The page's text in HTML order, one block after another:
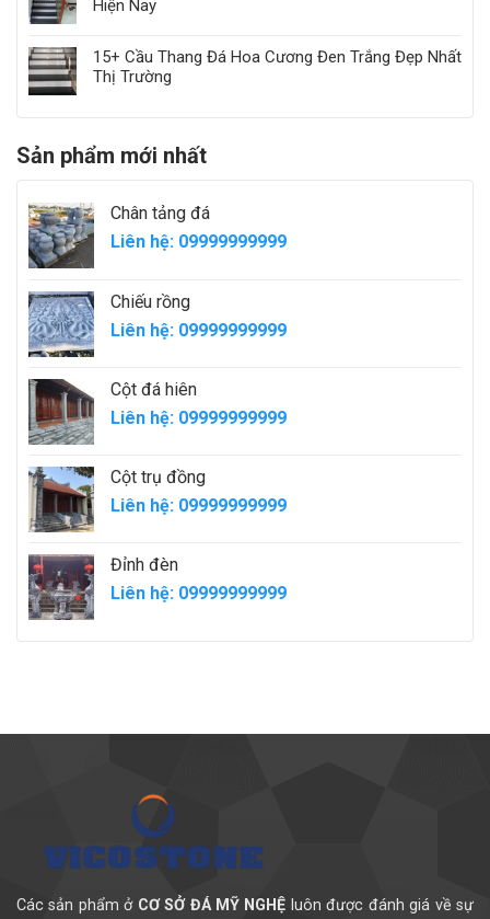
Hiện Nay
15+ Cầu Thang Đá Hoa Cương Đen Trắng Đẹp Nhất
Thị Trường
Sản phẩm mới nhất
Chân tảng đá
Liên hệ: 09999999999
Chiếu rồng
Liên hệ: 09999999999
Cột đá hiên
Liên hệ: 09999999999
Cột trụ đồng
Liên hệ: 09999999999
Đỉnh đèn
Liên hệ: 09999999999
Các sản phẩm ở CƠ SỞ ĐÁ MỸ NGHỆ luôn được đánh giá về sự